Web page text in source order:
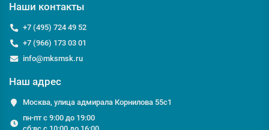
Наши контакты
+7 (495) 724 49 52
+7 (966) 173 03 01
info@mksmsk.ru
Наш адрес
Москва, улица адмирала Корнилова 55с1
пн-пт с 9:00 до 19:00